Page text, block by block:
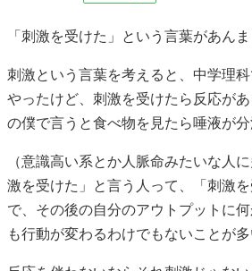
「刺激を受けた」という言葉があん
刺激という言葉を考えると、中学理
やったけど、刺激を受けたら反応が
の僕で言うと食べ物を見たら唾液が分
（意識高い系とか人脈命みたいな人
激を受けた」と言う人って、「刺激
で、その後の自分のアウトプットに
も行動が変わるわけでもないことが多